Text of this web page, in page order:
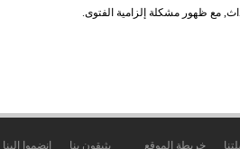
مع ظهور مشكلة إلزامية الفتوى.
خريطة الموقع يثيقون بنا انضموا إلينا